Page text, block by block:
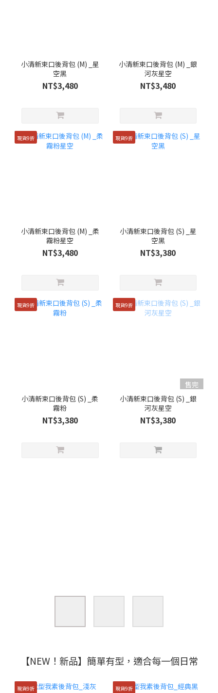
小清新束口後背包 (M) _星
空黑
NT$3,480
小清新束口後背包 (M) _銀
河灰星空
NT$3,480
現貨9折
小清新束口後背包 (M) _柔
霧粉星空
NT$3,480
現貨9折
小清新束口後背包 (S) _星
空黑
NT$3,380
現貨9折
小清新束口後背包 (S) _柔
霧粉
NT$3,380
現貨9折
售完
小清新束口後背包 (S) _銀
河灰星空
NT$3,380
【NEW！新品】簡單有型，適合每一個日常
現貨9折 現貨9折